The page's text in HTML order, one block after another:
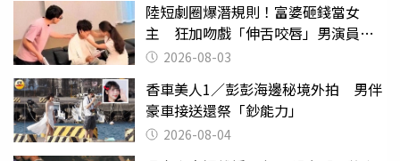
陸短劇圈爆潛規則！富婆砸錢當女
主 狂加吻戲「伸舌咬唇」男演員崩
潰 2026-08-03
香車美人1／彭彭海邊秘境外拍 男伴
豪車接送還祭「鈔能力」
2026-08-04